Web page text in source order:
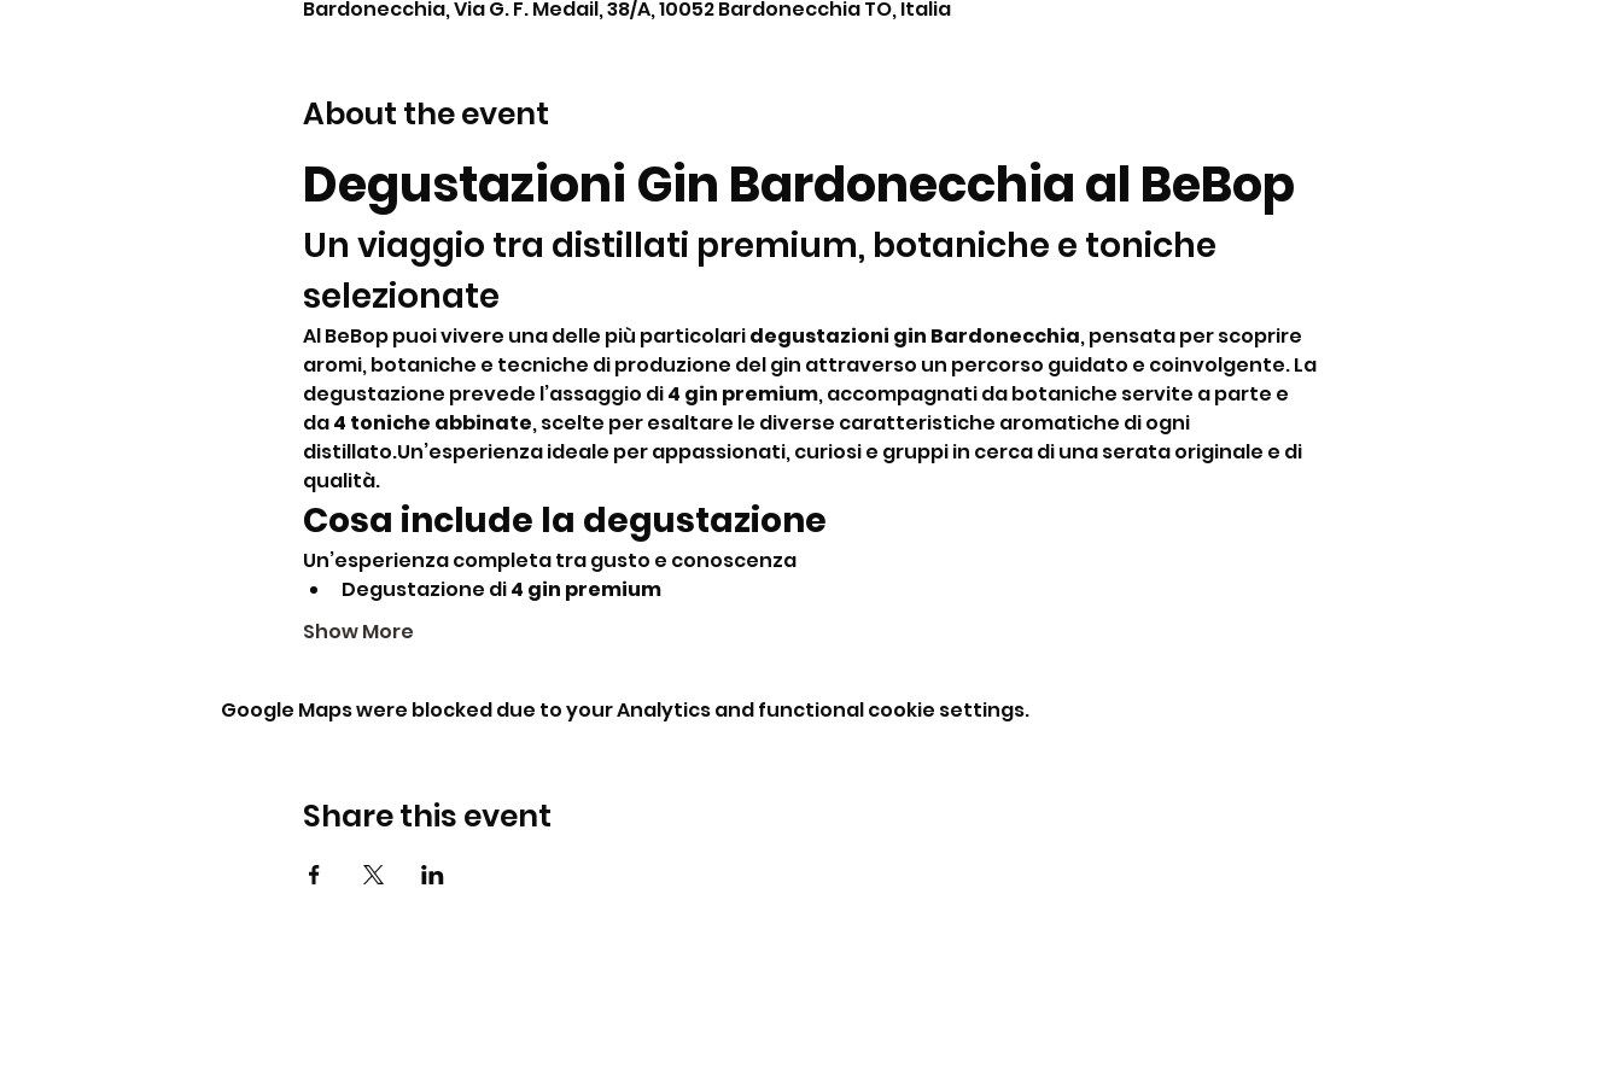
Bardonecchia, Via G. F. Medail, 38/A, 10052 Bardonecchia TO, Italia
About the event
Degustazioni Gin Bardonecchia al BeBop
Un viaggio tra distillati premium, botaniche e toniche
selezionate
Al BeBop puoi vivere una delle più particolari degustazioni gin Bardonecchia, pensata per scoprire
aromi, botaniche e tecniche di produzione del gin attraverso un percorso guidato e coinvolgente. La
degustazione prevede l’assaggio di 4 gin premium, accompagnati da botaniche servite a parte e
da 4 toniche abbinate, scelte per esaltare le diverse caratteristiche aromatiche di ogni
distillato.Un’esperienza ideale per appassionati, curiosi e gruppi in cerca di una serata originale e di
qualità.
Cosa include la degustazione
Un’esperienza completa tra gusto e conoscenza
Degustazione di 4 gin premium
Show More
Google Maps were blocked due to your Analytics and functional cookie settings.
Share this event